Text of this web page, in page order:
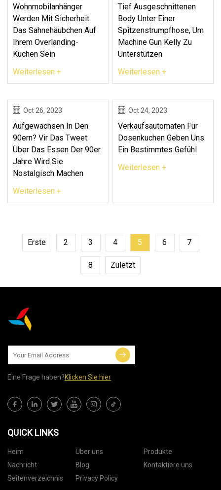
Wohnmobilanhänger
Werden Mit Sicherheit
Das Sahnehäubchen Auf
Ihrem Overlanding-
Kuchen Sein
Weiterlesen +
Tief Ausgeschnittenen
Body Unter Einer
Spitzenstrumpfhose, Um
Machine Gun Kelly Zu
Unterstützen
Weiterlesen +
Oct 26, 2023
Aufgewachsen In Den
90ern? Vir Das Tweet
Über Das Essen Der 90er
Jahre Wird Sie
Nostalgisch Machen
Weiterlesen +
Oct 24, 2023
Verkaufsautomaten Für
Dosenkuchen Geben Uns
Ein Bestimmtes Gefühl
Weiterlesen +
Erste 2 3 4 5 6 7
8 Zuletzt
Eine Frage haben?Klicken Sie hier
QUICK LINKS
Heim Über uns
Produkte
Nachricht
Blog
Kontaktiere uns
Seitenverzeichnis
Privacy Policy